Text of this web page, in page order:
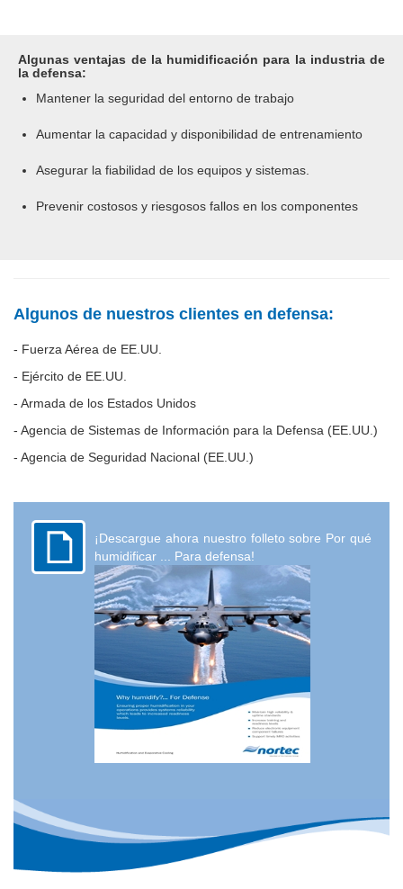
Algunas ventajas de la humidificación para la industria de
la defensa:
Mantener la seguridad del entorno de trabajo
Aumentar la capacidad y disponibilidad de entrenamiento
Asegurar la fiabilidad de los equipos y sistemas.
Prevenir costosos y riesgosos fallos en los componentes
Algunos de nuestros clientes en defensa:
- Fuerza Aérea de EE.UU.
- Ejército de EE.UU.
- Armada de los Estados Unidos
- Agencia de Sistemas de Información para la Defensa (EE.UU.)
- Agencia de Seguridad Nacional (EE.UU.)
¡Descargue ahora nuestro folleto sobre Por qué
humidificar ... Para defensa!